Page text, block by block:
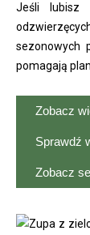
Jeśli lubisz
sezonowych
pomagają
Zobacz
Sprawdź
Zobacz